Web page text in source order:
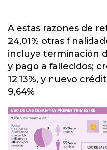
A estas razones de
24,01% otras
incluye terminación
y pago a fallecidos;
12,13%, y nuevo
9,64%.